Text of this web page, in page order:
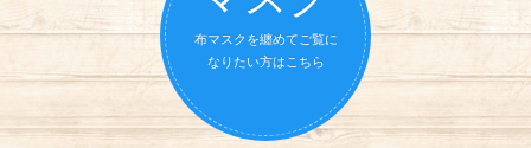
布マスクを纏めてご覧に
なりたい方はこちら